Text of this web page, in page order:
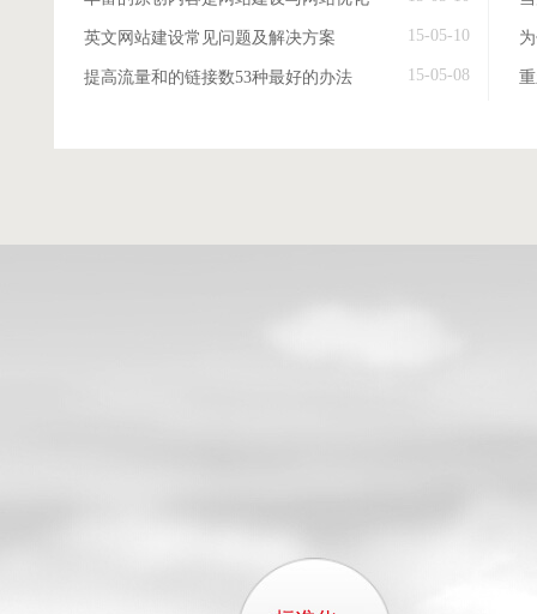
英文网站建设常见问题及解决方案 15-05-10
提高流量和的链接数53种最好的办法 15-05-08